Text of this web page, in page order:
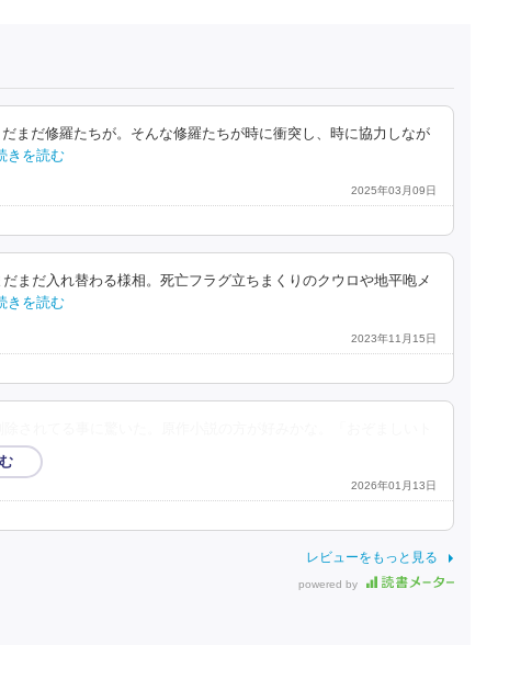
まだ修羅たちが。そんな修羅たちが時に衝突し、時に協力しなが
きを読む
2025年03月09日
まだ入れ替わる様相。死亡フラグ立ちまくりのクウロや地平咆メ
きを読む
2023年11月15日
2026年01月13日
レビューをもっと見る
powered by